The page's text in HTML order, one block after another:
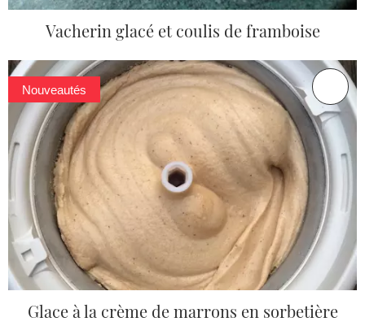
Vacherin glacé et coulis de framboise
Nouveautés
Glace à la crème de marrons en sorbetière